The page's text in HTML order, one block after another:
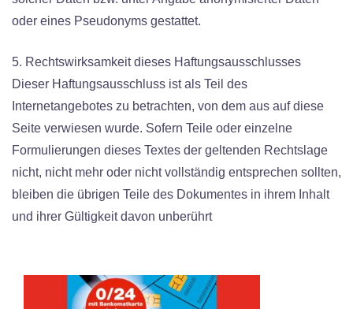
oder eines Pseudonyms gestattet.
5. Rechtswirksamkeit dieses Haftungsausschlusses
Dieser Haftungsausschluss ist als Teil des
Internetangebotes zu betrachten, von dem aus auf diese
Seite verwiesen wurde. Sofern Teile oder einzelne
Formulierungen dieses Textes der geltenden Rechtslage
nicht, nicht mehr oder nicht vollständig entsprechen sollten,
bleiben die übrigen Teile des Dokumentes in ihrem Inhalt
und ihrer Gültigkeit davon unberührt